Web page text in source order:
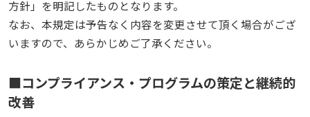
方針」を明記したものとなります。
なお、本規定は予告なく内容を変更させて頂く場合がござ
いますので、あらかじめご了承ください。
コンプライアンス・プログラムの策定と継続的
改善